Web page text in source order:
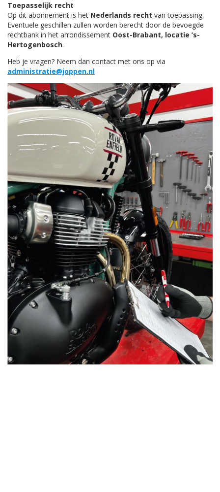
Toepasselijk recht
Op dit abonnement is het Nederlands recht van toepassing.
Eventuele geschillen zullen worden berecht door de bevoegde
rechtbank in het arrondissement Oost-Brabant, locatie ’s-
Hertogenbosch.
Heb je vragen? Neem dan contact met ons op via
administratie@joppen.nl